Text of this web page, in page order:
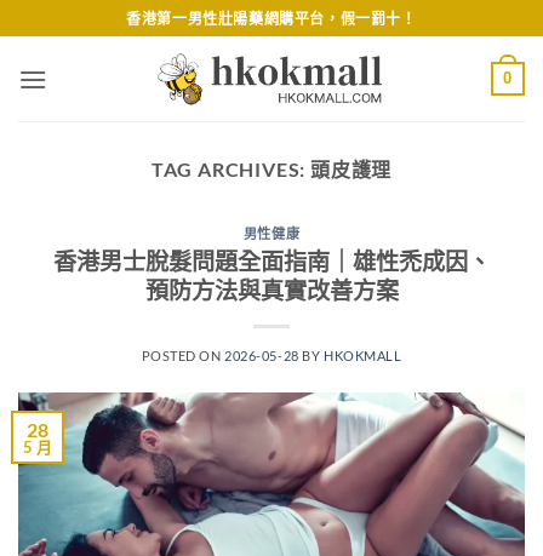
to
content
香港第一男性壯陽藥網購平台，假一罰十！
0
TAG ARCHIVES: 頭皮護理
男性健康
香港男士脫髮問題全面指南｜雄性禿成因、
預防方法與真實改善方案
POSTED ON 2026-05-28 BY HKOKMALL
28
5 月